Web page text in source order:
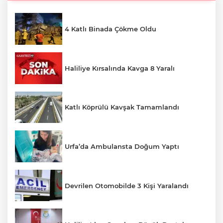
4 Katlı Binada Çökme Oldu
Haliliye Kırsalında Kavga 8 Yaralı
Katlı Köprülü Kavşak Tamamlandı
Urfa’da Ambulansta Doğum Yaptı
Devrilen Otomobilde 3 Kişi Yaralandı